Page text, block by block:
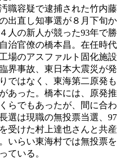
職容疑で逮捕された竹内藤
出直し知事選が８月下旬か
人の新人が競った93年で勝
治官僚の橋本昌。在任時代
場のアスファルト固化施設
界事故、東日本大震災が発
ではなく、東海第二原発も
あった。橋本には、原発推
らでもあったが、間に合わ
選は現職の無投票当選、97
受けた村上達也さんと共産
いらい東海村では無投票を
ている。